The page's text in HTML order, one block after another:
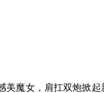
美魔女，肩扛双炮掀起